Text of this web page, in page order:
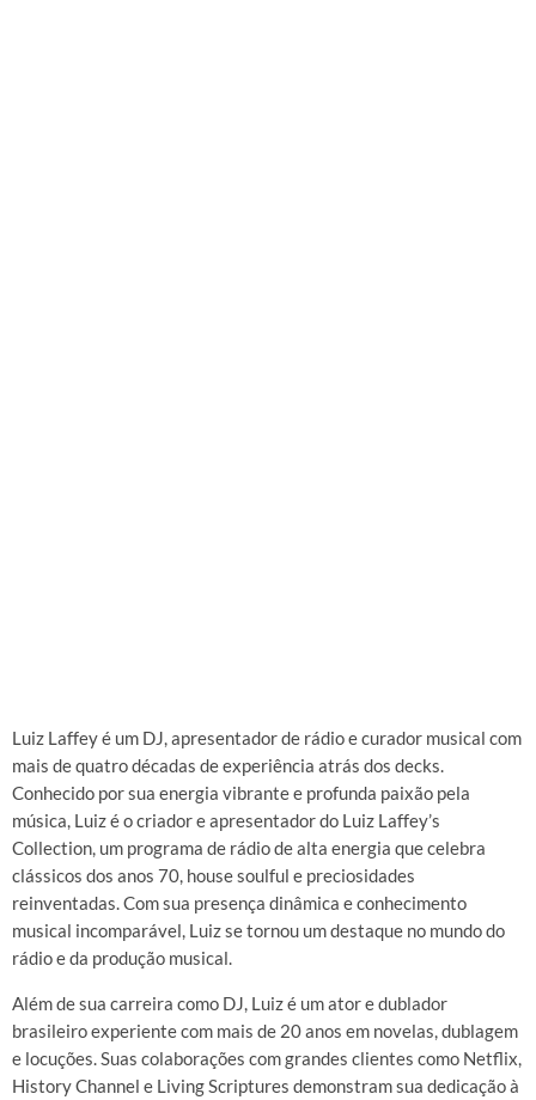
Luiz Laffey é um DJ, apresentador de rádio e curador musical com
mais de quatro décadas de experiência atrás dos decks.
Conhecido por sua energia vibrante e profunda paixão pela
música, Luiz é o criador e apresentador do Luiz Laffey’s
Collection, um programa de rádio de alta energia que celebra
clássicos dos anos 70, house soulful e preciosidades
reinventadas. Com sua presença dinâmica e conhecimento
musical incomparável, Luiz se tornou um destaque no mundo do
rádio e da produção musical.
Além de sua carreira como DJ, Luiz é um ator e dublador
brasileiro experiente com mais de 20 anos em novelas, dublagem
e locuções. Suas colaborações com grandes clientes como Netflix,
History Channel e Living Scriptures demonstram sua dedicação à